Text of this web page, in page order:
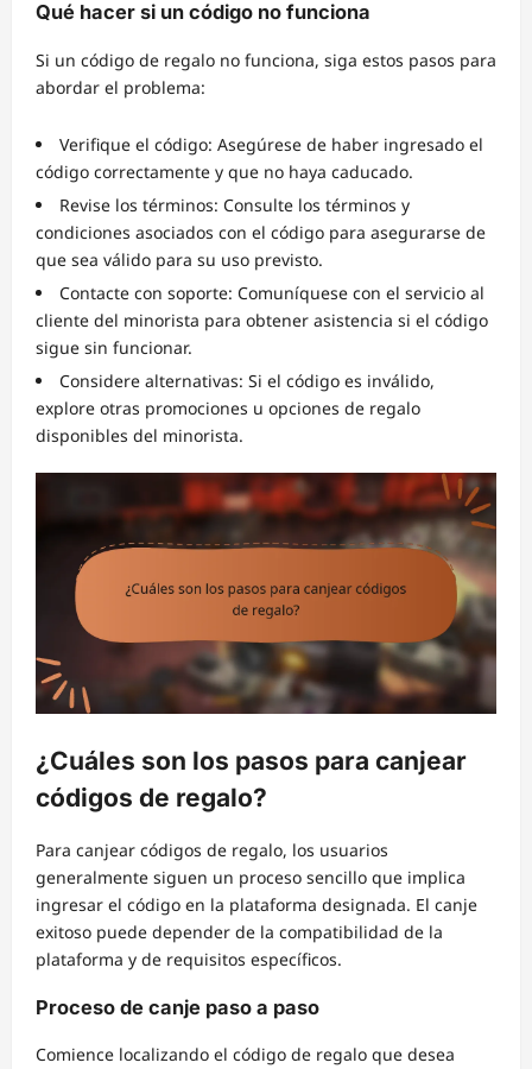
Qué hacer si un código no funciona
Si un código de regalo no funciona, siga estos pasos para
abordar el problema:
Verifique el código: Asegúrese de haber ingresado el
código correctamente y que no haya caducado.
Revise los términos: Consulte los términos y
condiciones asociados con el código para asegurarse de
que sea válido para su uso previsto.
Contacte con soporte: Comuníquese con el servicio al
cliente del minorista para obtener asistencia si el código
sigue sin funcionar.
Considere alternativas: Si el código es inválido,
explore otras promociones u opciones de regalo
disponibles del minorista.
¿Cuáles son los pasos para canjear
códigos de regalo?
Para canjear códigos de regalo, los usuarios
generalmente siguen un proceso sencillo que implica
ingresar el código en la plataforma designada. El canje
exitoso puede depender de la compatibilidad de la
plataforma y de requisitos específicos.
Proceso de canje paso a paso
Comience localizando el código de regalo que desea